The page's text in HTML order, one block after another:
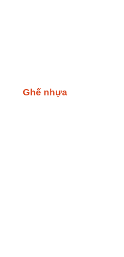
Ghế nhựa